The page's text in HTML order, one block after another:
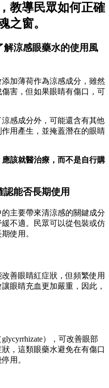
教導民眾如何正確
之窗。
解涼感眼藥水的使用風
加薄荷作為涼感成分，雖然
害，但如果眼睛有傷口，可
感成分外，可能還含有其他
用產生，並掩蓋潛在的眼睛
該就醫治療，而不是自行購
能否長期使用
主要帶來清涼感的關鍵成分
不適。民眾可以從包裝或仿
使用。
善眼睛紅症狀，但頻繁使用
眼睛充血更加嚴重，因此，
），可改善眼部
，這類眼藥水避免在有傷口
用。